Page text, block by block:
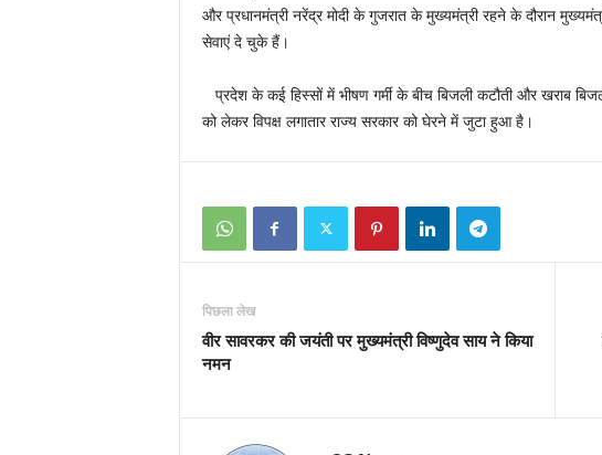
और प्रधानमंत्री नरेंद्र मोदी के गुजरात के मुख्यमंत्री रहने के दौरान
सेवाएं दे चुके हैं।
प्रदेश के कई हिस्सों में भीषण गर्मी के बीच बिजली कटौती और खराब
को लेकर विपक्ष लगातार राज्य सरकार को घेरने में जुटा हुआ है।
पिछला लेख
वीर सावरकर की जयंती पर मुख्यमंत्री विष्णुदेव साय ने किया
नमन